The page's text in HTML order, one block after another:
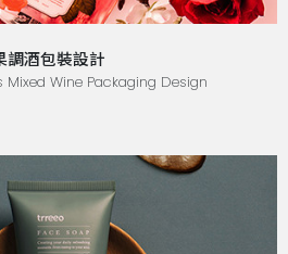
調酒包裝設計
Mixed Wine Packaging Design